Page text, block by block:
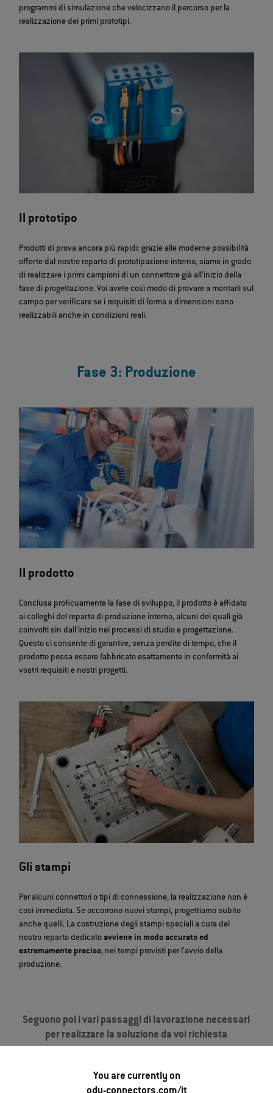
You are currently on
programmi di simulazione che velocizzano il percorso per la
realizzazione dei primi prototipi.
Il prototipo
Prodotti di prova ancora più rapidi: grazie alle moderne possibilità
offerte dal nostro reparto di prototipazione interno, siamo in grado
di realizzare i primi campioni di un connettore già all’inizio della
fase di progettazione. Voi avete così modo di provare a montarli sul
campo per verificare se i requisiti di forma e dimensioni sono
realizzabili anche in condizioni reali.
Fase 3: Produzione
Il prodotto
Conclusa proficuamente la fase di sviluppo, il prodotto è affidato
ai colleghi del reparto di produzione interno, alcuni dei quali già
coinvolti sin dall’inizio nei processi di studio e progettazione.
Questo ci consente di garantire, senza perdite di tempo, che il
prodotto possa essere fabbricato esattamente in conformità ai
vostri requisiti e nostri progetti.
Gli stampi
Per alcuni connettori o tipi di connessione, la realizzazione non è
così immediata. Se occorrono nuovi stampi, progettiamo subito
anche quelli. La costruzione degli stampi speciali a cura del
nostro reparto dedicato avviene in modo accurato ed
estremamente preciso, nei tempi previsti per l’avvio della
produzione.
Seguono poi i vari passaggi di lavorazione necessari
per realizzare la soluzione da voi richiesta